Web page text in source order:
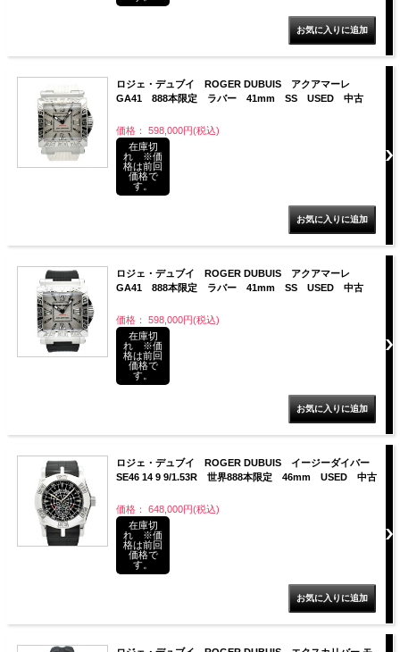
ロジェ・デュブイ ROGER DUBUIS アクアマーレ
GA41 888本限定 ラバー 41mm SS USED 中古
価格： 598,000円(税込)
在庫切
れ ※価
格は前回
価格で
す。
ロジェ・デュブイ ROGER DUBUIS アクアマーレ
GA41 888本限定 ラバー 41mm SS USED 中古
価格： 598,000円(税込)
在庫切
れ ※価
格は前回
価格で
す。
ロジェ・デュブイ ROGER DUBUIS イージーダイバー
SE46 14 9 9/1.53R 世界888本限定 46mm USED 中古
価格： 648,000円(税込)
在庫切
れ ※価
格は前回
価格で
す。